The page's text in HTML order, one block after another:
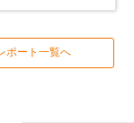
ポート一覧へ